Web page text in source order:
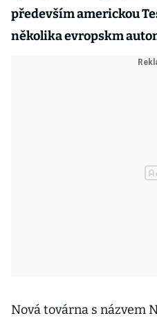
především americkou
několika evropskm
Nová továrna s názvem